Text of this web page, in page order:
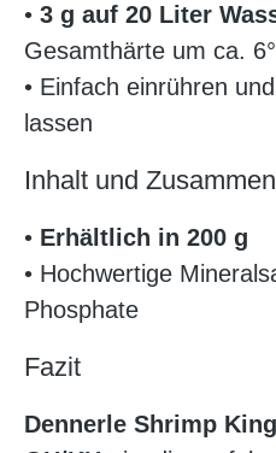
• 3 g auf 20 Liter
Gesamthärte um ca.
• Einfach einrühren
lassen
Inhalt und
• Erhältlich in 200 g
• Hochwertige
Phosphate
Fazit
Dennerle Shrimp